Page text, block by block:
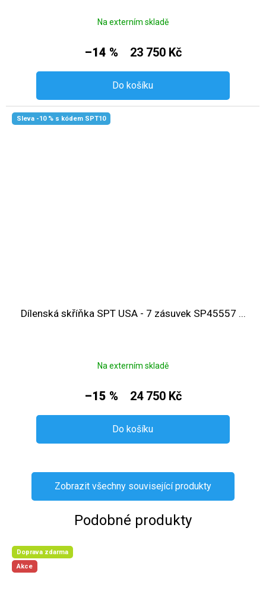
Na externím skladě
–14 % 23 750 Kč
Do košíku
Sleva -10 % s kódem SPT10
Dílenská skříňka SPT USA - 7 zásuvek SP45557 ...
Na externím skladě
–15 % 24 750 Kč
Do košíku
Zobrazit všechny související produkty
Podobné produkty
Doprava zdarma
Akce